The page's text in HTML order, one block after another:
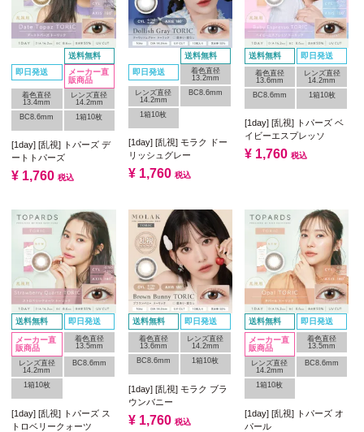
送料無料
即日発送
メーカー直
販商品
着色直径
13.4mm
レンズ直径
14.2mm
BC8.6mm
1箱10枚
[1day] [乱視] トパーズ デ
ートトパーズ
¥ 1,760 税込
送料無料
即日発送
着色直径
13.2mm
レンズ直径
14.2mm
BC8.6mm
1箱10枚
[1day] [乱視] モラク ドー
リッシュグレー
¥ 1,760 税込
送料無料 即日発送
着色直径
13.6mm
レンズ直径
14.2mm
BC8.6mm
1箱10枚
[1day] [乱視] トパーズ ベ
イビーエスプレッソ
¥ 1,760 税込
送料無料 即日発送
メーカー直
販商品
着色直径
13.5mm
レンズ直径
14.2mm
BC8.6mm
1箱10枚
[1day] [乱視] トパーズ ス
トロベリークォーツ
送料無料 即日発送
着色直径
13.6mm
レンズ直径
14.2mm
BC8.6mm
1箱10枚
[1day] [乱視] モラク ブラ
ウンバニー
¥ 1,760 税込
送料無料 即日発送
メーカー直
販商品
着色直径
13.5mm
レンズ直径
14.2mm
BC8.6mm
1箱10枚
[1day] [乱視] トパーズ オ
パール